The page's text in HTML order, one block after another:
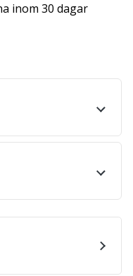
inom 30 dagar